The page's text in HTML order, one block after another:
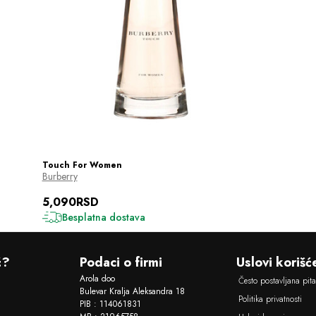
Touch For Women
Burberry
5,090RSD
Besplatna dostava
Podaci o firmi
Arola doo
Bulevar Kralja Aleksandra 18
PIB : 114061831
Uslovi
Često postavljana
Politika privatnosti